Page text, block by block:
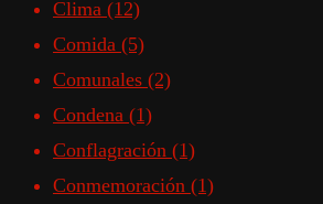
Clima (12)
Comida (5)
Comunales (2)
Condena (1)
Conflagración (1)
Conmemoración (1)